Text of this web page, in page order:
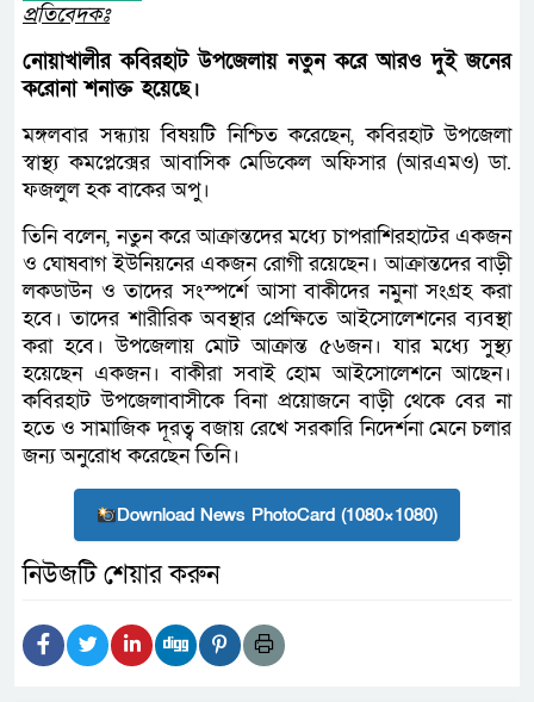
প্রতিবেদকঃ
নোয়াখালীর কবিরহাট উপজেলায় নতুন করে আরও দুই জনের
করোনা শনাক্ত হয়েছে।
মঙ্গলবার সন্ধ্যায় বিষয়টি নিশ্চিত করেছেন, কবিরহাট উপজেলা
স্বাস্থ্য কমপ্লেক্সের আবাসিক মেডিকেল অফিসার (আরএমও) ডা.
ফজলুল হক বাকের অপু।
তিনি বলেন, নতুন করে আক্রান্তদের মধ্যে চাপরাশিরহাটের একজন
ও ঘোষবাগ ইউনিয়নের একজন রোগী রয়েছেন। আক্রান্তদের বাড়ী
লকডাউন ও তাদের সংস্পর্শে আসা বাকীদের নমুনা সংগ্রহ করা
হবে। তাদের শারীরিক অবস্থার প্রেক্ষিতে আইসোলেশনের ব্যবস্থা
করা হবে। উপজেলায় মোট আক্রান্ত ৫৬জন। যার মধ্যে সুস্থ্য
হয়েছেন একজন। বাকীরা সবাই হোম আইসোলেশনে আছেন।
কবিরহাট উপজেলাবাসীকে বিনা প্রয়োজনে বাড়ী থেকে বের না
হতে ও সামাজিক দূরত্ব বজায় রেখে সরকারি নিদের্শনা মেনে চলার
জন্য অনুরোধ করেছেন তিনি।
Download News PhotoCard (1080×1080)
নিউজটি শেয়ার করুন